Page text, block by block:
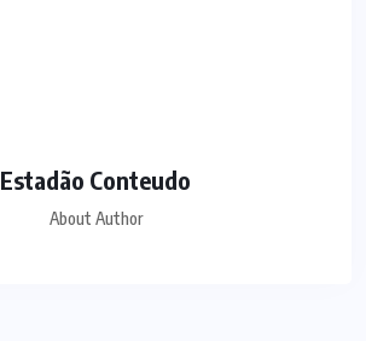
Estadão Conteudo
About Author